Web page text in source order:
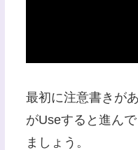
最初に注意書きが
がUseすると進ん
ましょう。